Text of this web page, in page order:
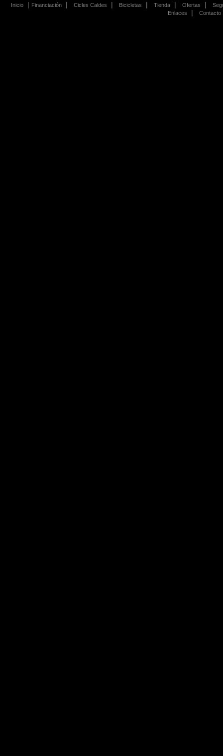
Inicio | Financiación | Cicles Caldes | Bicicletas | Tienda | Ofertas |
Enlaces
| Contacto